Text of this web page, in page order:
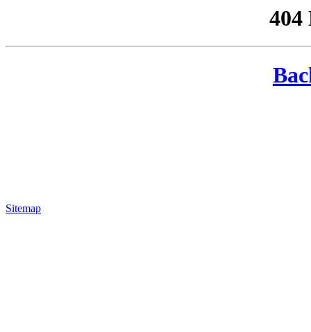
404
Sitemap